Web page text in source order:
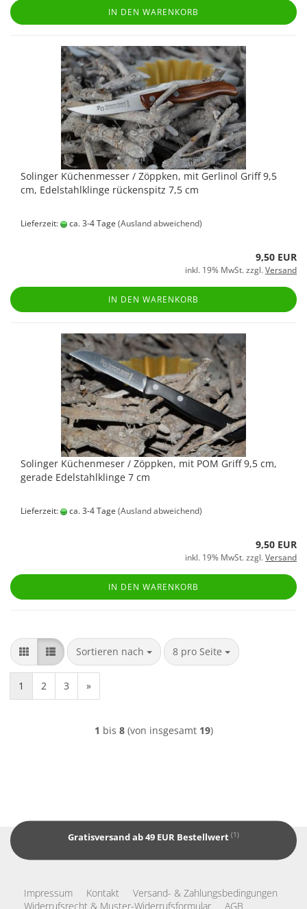
IN DEN WARENKORB
Solinger Küchenmesser / Zöppken, mit Gerlinol Griff 9,5
cm, Edelstahlklinge rückenspitz 7,5 cm
Lieferzeit: ca. 3-4 Tage (Ausland abweichend)
9,50 EUR
inkl. 19% MwSt. zzgl.Versand
IN DEN WARENKORB
Solinger Küchenmeser / Zöppken, mit POM Griff 9,5 cm,
gerade Edelstahlklinge 7 cm
Lieferzeit: ca. 3-4 Tage (Ausland abweichend)
9,50 EUR
inkl. 19% MwSt. zzgl.Versand
IN DEN WARENKORB
Sortieren nach
Sortieren nach 8 pro Seite
pro Seite
1 2 3 »
1 bis 8(von insgesamt 19)
Gratisversand ab 49 EUR Bestellwert (1)
Impressum Kontakt
Versand- & Zahlungsbedingungen
Widerrufsrecht & Muster-Widerrufsformular
AGB